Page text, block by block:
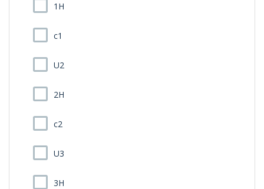
1H
c1
U2
2H
c2
U3
3H